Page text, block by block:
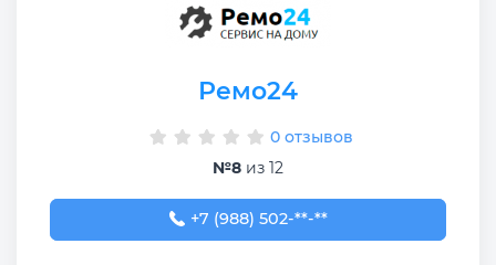
Ремо24
0 отзывов
№8 из 12
+7 (988) 502-99-57
+7 (988) 502-**-**